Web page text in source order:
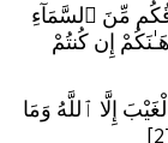
مِّنَ ٱلسَّمَآءِ
إِن كُنتُمْ
إِلَّا ٱللَّهُ وَمَا